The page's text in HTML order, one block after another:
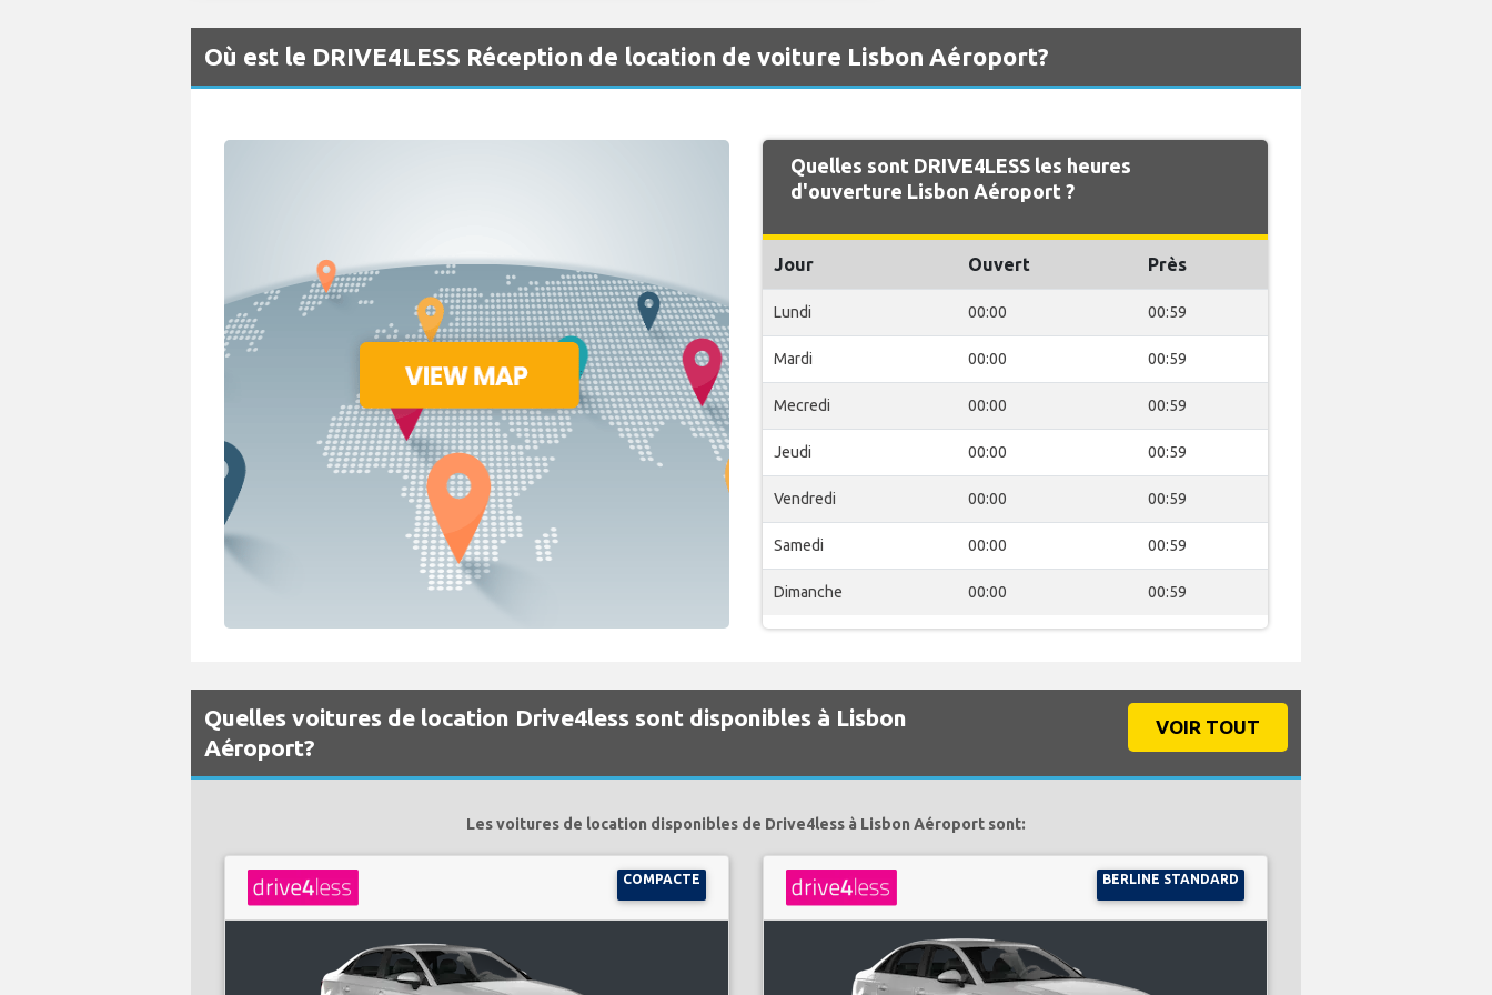
Où est le DRIVE4LESS Réception de location de voiture Lisbon Aéroport?
Quelles sont DRIVE4LESS les heures
d'ouverture Lisbon Aéroport ?
Jour Ouvert Près
Lundi 00:00 00:59
Mardi 00:00 00:59
Mecredi 00:00 00:59
Jeudi 00:00 00:59
Vendredi 00:00 00:59
Samedi 00:00 00:59
Dimanche 00:00 00:59
Quelles voitures de location Drive4less sont disponibles à Lisbon
Aéroport?
VOIR TOUT
Les voitures de location disponibles de Drive4less à Lisbon Aéroport sont:
COMPACTE BERLINE STANDARD